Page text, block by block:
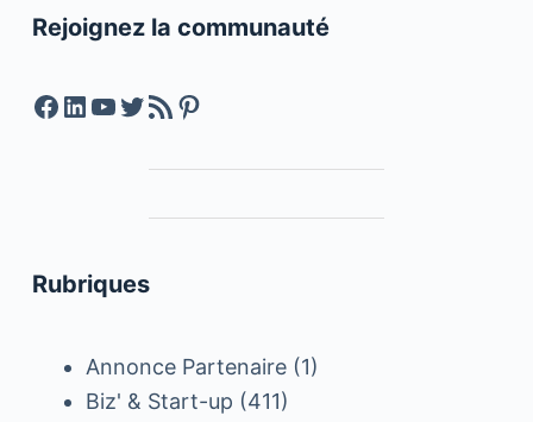
Rejoignez la communauté
Facebook
LinkedIn
YouTube
Twitter
Feed RSSPinterest
Rubriques
Annonce Partenaire(1)
Biz' & Start-up (411)